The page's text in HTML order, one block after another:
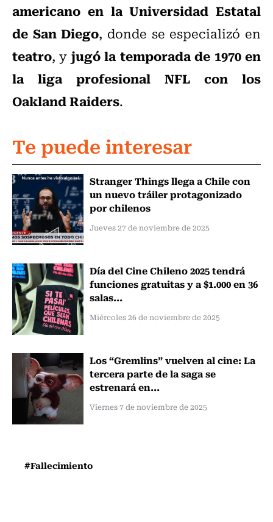
americano en la Universidad Estatal
de San Diego, donde se especializó en
teatro, y jugó la temporada de 1970 en
la liga profesional NFL con los
Oakland Raiders.
Te puede interesar
Stranger Things llega a Chile con
un nuevo tráiler protagonizado
por chilenos
Jueves 27 de noviembre de 2025
Día del Cine Chileno 2025 tendrá
funciones gratuitas y a $1.000 en 36
salas...
Miércoles 26 de noviembre de 2025
Los “Gremlins” vuelven al cine: La
tercera parte de la saga se
estrenará en...
Viernes 7 de noviembre de 2025
#Fallecimiento